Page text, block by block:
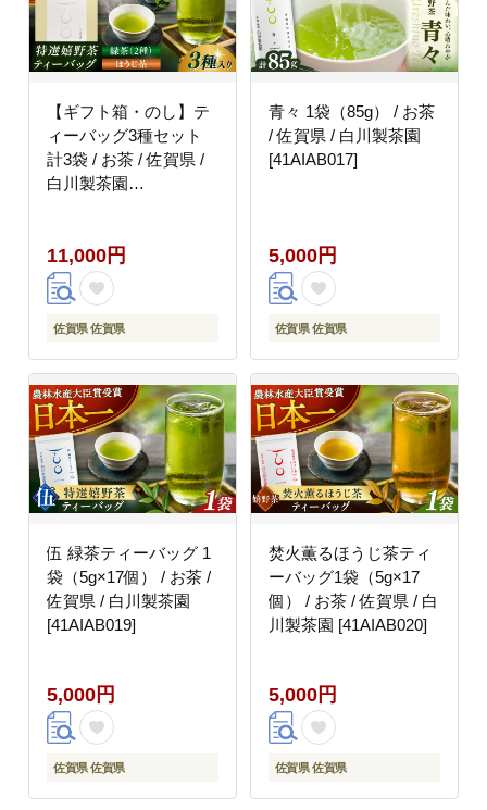
【ギフト箱・のし】テ
ィーバッグ3種セット
計3袋 / お茶 / 佐賀県 /
白川製茶園
11,000円
佐賀県 佐賀県
青々 1袋（85g） / お茶
/ 佐賀県 / 白川製茶園
[41AIAB017]
5,000円
佐賀県 佐賀県
伍 緑茶ティーバッグ 1
袋（5g×17個） / お茶 /
佐賀県 / 白川製茶園
[41AIAB019]
5,000円
佐賀県 佐賀県
焚火薫るほうじ茶ティ
ーバッグ1袋（5g×17
個） / お茶 / 佐賀県 / 白
川製茶園 [41AIAB020]
5,000円
佐賀県 佐賀県